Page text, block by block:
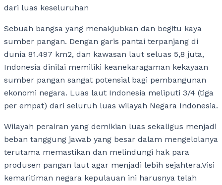
dari luas keseluruhan
Sebuah bangsa yang menakjubkan dan begitu kaya
sumber pangan. Dengan garis pantai terpanjang di
dunia 81.497 km2, dan kawasan laut seluas 5,8 juta,
Indonesia dinilai memiliki keanekaragaman kekayaan
sumber pangan sangat potensial bagi pembangunan
ekonomi negara. Luas laut Indonesia meliputi 3/4 (tiga
per empat) dari seluruh luas wilayah Negara Indonesia.
Wilayah perairan yang demikian luas sekaligus menjadi
beban tanggung jawab yang besar dalam mengelolanya
terutama memastikan dan melindungi hak para
produsen pangan laut agar menjadi lebih sejahtera.Visi
kemaritiman negara kepulauan ini harusnya telah